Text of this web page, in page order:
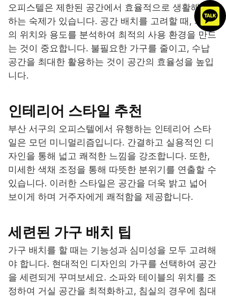
오피스텔은 제한된 공간에서 효율적으로 생활해야
하는 숙제가 있습니다. 공간 배치를 고려할 때, 가구
의 위치와 용도를 분석하여 최적의 사용 환경을 만드
는 것이 중요합니다. 불필요한 가구를 줄이고, 수납
공간을 최대한 활용하는 것이 공간의 효율성을 높입
니다.
인테리어 스타일 추천
부산 서구의 오피스텔에서 유행하는 인테리어 스타
일은 모던 미니멀리즘입니다. 간결하고 실용적인 디
자인을 통해 넓고 쾌적한 느낌을 강조합니다. 또한,
미세한 색채 조정을 통해 따뜻한 분위기를 연출할 수
있습니다. 이러한 스타일은 공간을 더욱 밝고 넓어
보이게 하며 거주자에게 쾌적함을 제공합니다.
세련된 가구 배치 팁
가구 배치를 할 때는 기능성과 심미성을 모두 고려해
야 합니다. 현대적인 디자인의 가구를 선택하여 공간
을 세련되게 꾸며보세요. 소파와 테이블의 위치를 조
정하여 거실 공간을 최적화하고, 침실의 경우에 침대